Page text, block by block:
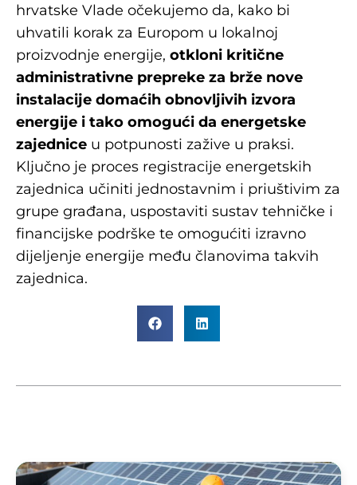
hrvatske Vlade očekujemo da, kako bi
uhvatili korak za Europom u lokalnoj
proizvodnje energije, otkloni kritične
administrativne prepreke za brže nove
instalacije domaćih obnovljivih izvora
energije i tako omogući da energetske
zajednice u potpunosti zažive u praksi.
Ključno je proces registracije energetskih
zajednica učiniti jednostavnim i priuštivim za
grupe građana, uspostaviti sustav tehničke i
financijske podrške te omogućiti izravno
dijeljenje energije među članovima takvih
zajednica.